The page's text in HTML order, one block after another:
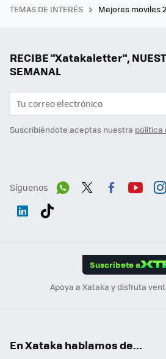
TEMAS DE INTERÉS Mejores moviles
RECIBE "Xatakaletter",
SEMANAL
Suscribiéndote aceptas nuestra política
Síguenos
Suscríbete a
Apoya a Xataka y disfruta
En Xataka hablamos de...